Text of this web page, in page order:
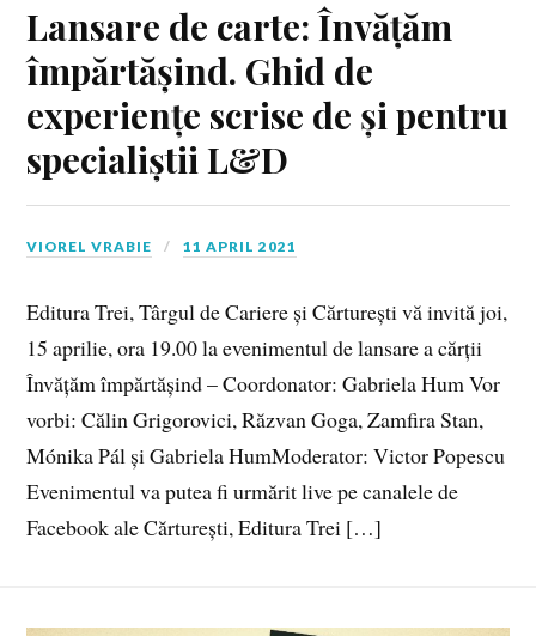
Lansare de carte: Învățăm
împărtășind. Ghid de
experiențe scrise de și pentru
specialiștii L&D
VIOREL VRABIE 11 APRIL 2021
Editura Trei, Târgul de Cariere și Cărturești vă invită joi,
15 aprilie, ora 19.00 la evenimentul de lansare a cărții
Învățăm împărtășind – Coordonator: Gabriela Hum Vor
vorbi: Călin Grigorovici, Răzvan Goga, Zamfira Stan,
Mónika Pál și Gabriela HumModerator: Victor Popescu
Evenimentul va putea fi urmărit live pe canalele de
Facebook ale Cărturești, Editura Trei […]